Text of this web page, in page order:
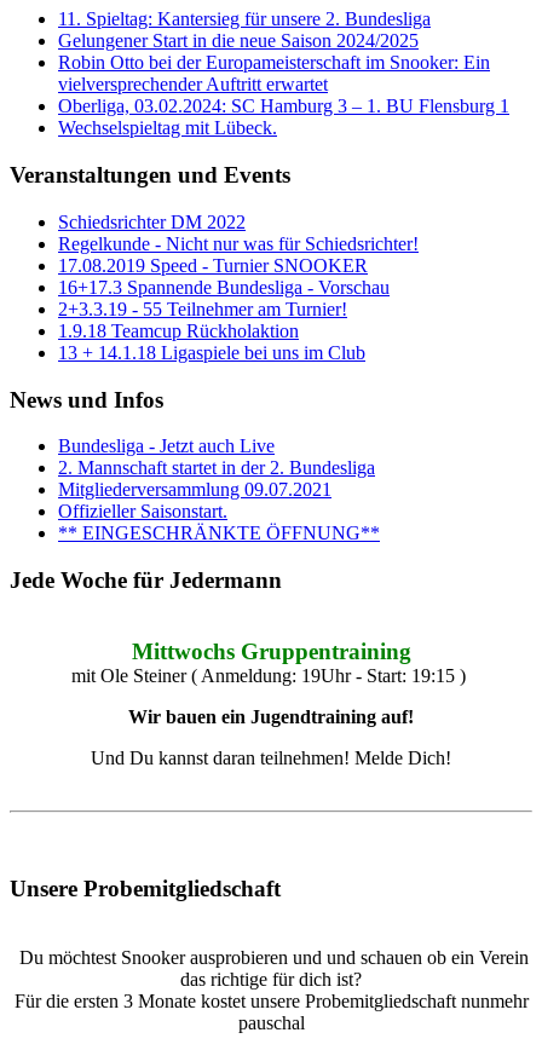
11. Spieltag: Kantersieg für unsere 2. Bundesliga
Gelungener Start in die neue Saison 2024/2025
Robin Otto bei der Europameisterschaft im Snooker: Ein
vielversprechender Auftritt erwartet
Oberliga, 03.02.2024: SC Hamburg 3 – 1. BU Flensburg 1
Wechselspieltag mit Lübeck.
Veranstaltungen und Events
Schiedsrichter DM 2022
Regelkunde - Nicht nur was für Schiedsrichter!
17.08.2019 Speed - Turnier SNOOKER
16+17.3 Spannende Bundesliga - Vorschau
2+3.3.19 - 55 Teilnehmer am Turnier!
1.9.18 Teamcup Rückholaktion
13 + 14.1.18 Ligaspiele bei uns im Club
News und Infos
Bundesliga - Jetzt auch Live
2. Mannschaft startet in der 2. Bundesliga
Mitgliederversammlung 09.07.2021
Offizieller Saisonstart.
** EINGESCHRÄNKTE ÖFFNUNG**
Jede Woche für Jedermann
Mittwochs Gruppentraining
mit Ole Steiner ( Anmeldung: 19Uhr - Start: 19:15 )
Wir bauen ein Jugendtraining auf!
Und Du kannst daran teilnehmen! Melde Dich!
Unsere Probemitgliedschaft
Du möchtest Snooker ausprobieren und und schauen ob ein Verein
das richtige für dich ist?
Für die ersten 3 Monate kostet unsere Probemitgliedschaft nunmehr
pauschal